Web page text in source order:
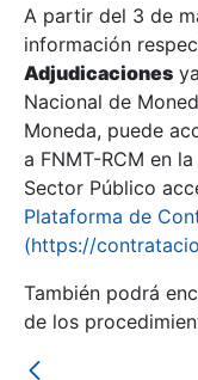
Erakutsi/Ezkutatu
Erakutsi/Ezkutatu
Erakutsi/Ezkutatu
A partir del 3 de
información
Adjudicaciones
Nacional de
Moneda, puede
a FNMT-RCM en
Sector Público
Plataforma de
(https://
También podrá
de los